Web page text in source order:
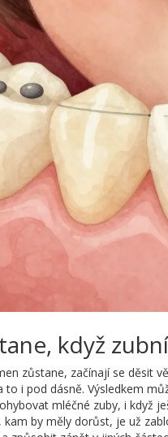
když
zůstane, začínají se děsit
to i pod dásně. Výsledkem
mléčné zuby, i když
by měly dorůst, je už